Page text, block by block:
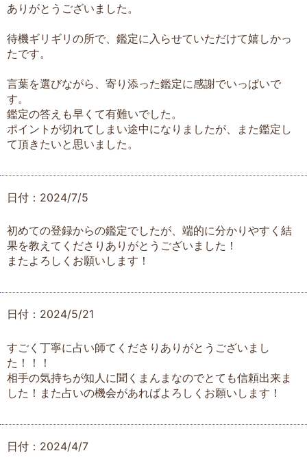
ありがとうございました。
待機ギリギリの所で、鑑定に入らせていただけて嬉しかっ
たです。
言葉を選びながら、寄り添った鑑定に感謝でいっぱいで
す。
鑑定の答えも早くて有難いでした。
ポイントが切れてしまい途中になりましたが、また鑑定し
て頂きたいと思いました。
日付：2024/7/5
初めての登録からの鑑定でしたが、端的に分かりやすく結
果を教えてくださりありがとうございました！
またよろしくお願いします！
日付：2024/5/21
すごく丁寧に占い師てくださりありがとうございまし
た！！！
相手の気持ちが知人に聞くまんまなのでとても信頼出来ま
した！また占いの機会があればよろしくお願いします！
日付：2024/4/7